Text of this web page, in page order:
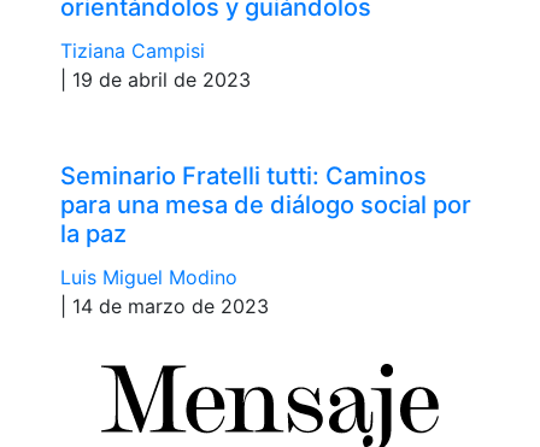
orientándolos y guiándolos
Tiziana Campisi
| 19 de abril de 2023
Seminario Fratelli tutti: Caminos
para una mesa de diálogo social por
la paz
Luis Miguel Modino
| 14 de marzo de 2023